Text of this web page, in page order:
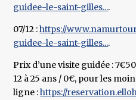
guidee-le-saint-gilles....
07/12 :https://
guidee-le-saint-gilles....
Prix d’une visite guidée :
12 à 25 ans / 0€, pour les
ligne :https://